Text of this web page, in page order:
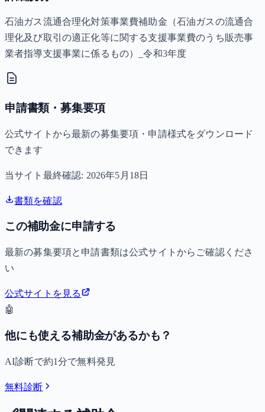
石油ガス流通合理化対策事業費補助金（石油ガスの流通合
理化及び取引の適正化等に関する支援事業費のうち販売事
業者指導支援事業に係るもの）_令和3年度
申請書類・募集要項
公式サイトから最新の募集要項・申請様式をダウンロード
できます
当サイト最終確認: 2026年5月18日
書類を確認
この補助金に申請する
最新の募集要項と申請書類は公式サイトからご確認くださ
い
公式サイトを見る
🤖
他にも使える補助金があるかも？
AI診断で約1分で無料発見
無料診断